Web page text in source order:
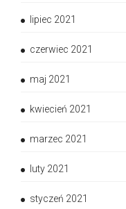
lipiec 2021
czerwiec 2021
maj 2021
kwiecień 2021
marzec 2021
luty 2021
styczeń 2021